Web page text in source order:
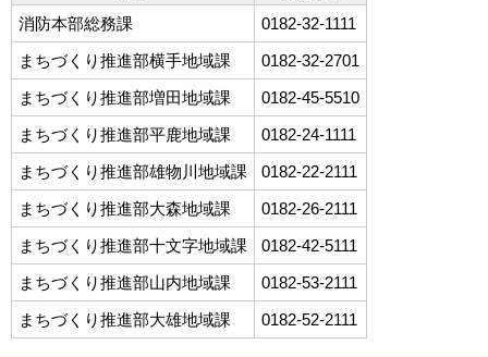
消防本部総務課
0182-32-1111
まちづくり推進部横手地域課
0182-32-2701
まちづくり推進部増田地域課
0182-45-5510
まちづくり推進部平鹿地域課
0182-24-1111
まちづくり推進部雄物川地域課
0182-22-2111
まちづくり推進部大森地域課
0182-26-2111
まちづくり推進部十文字地域課
0182-42-5111
まちづくり推進部山内地域課
0182-53-2111
まちづくり推進部大雄地域課
0182-52-2111